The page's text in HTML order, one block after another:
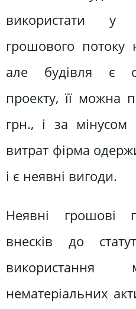
використати у
грошового потоку
але будівля є
проекту, її можна
грн., і за мінусом
витрат фірма
і є неявні вигоди.
Неявні грошові
внесків до
використання
нематеріальних